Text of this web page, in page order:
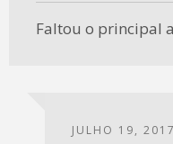
Faltou o principal
JULHO 19, 2017